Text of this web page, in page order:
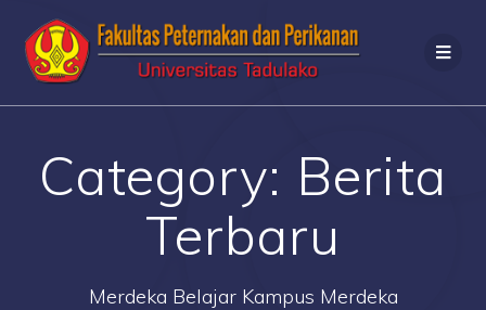
Category: Berita
Terbaru
Merdeka Belajar Kampus Merdeka